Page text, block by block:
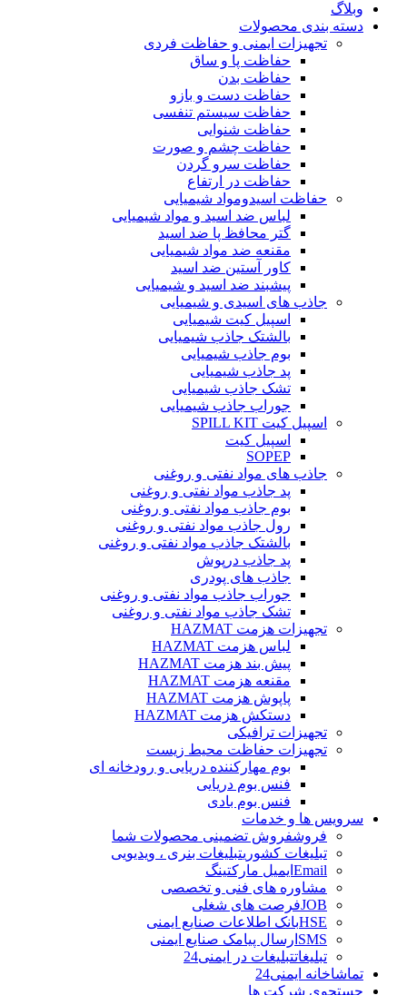
وبلاگ
دسته بندی محصولات
تجهیزات ایمنی و حفاظت فردی
حفاظت پا و ساق
حفاظت بدن
حفاظت دست و بازو
حفاظت سیستم تنفسی
حفاظت شنوایی
حفاظت چشم و صورت
حفاظت سرو گردن
حفاظت در ارتفاع
حفاظت اسیدومواد شیمیایی
لباس ضد اسید و مواد شیمیایی
گتر محافظ پا ضد اسید
مقنعه ضد مواد شیمیایی
کاور آستین ضد اسید
پیشبند ضد اسید و شیمیایی
جاذب های اسیدی و شیمیایی
اسپیل کیت شیمیایی
بالشتک جاذب شیمیایی
بوم جاذب شیمیایی
پد جاذب شیمیایی
تشک جاذب شیمیایی
جوراب جاذب شیمیایی
اسپیل کیت SPILL KIT
اسپیل کیت
SOPEP
جاذب های مواد نفتی و روغنی
پد جاذب مواد نفتی و روغنی
بوم جاذب مواد نفتی و روغنی
رول جاذب مواد نفتی و روغنی
بالشتک جاذب مواد نفتی و روغنی
پد جاذب درپوش
جاذب های پودری
جوراب جاذب مواد نفتی و روغنی
تشک جاذب مواد نفتی و روغنی
تجهیزات هزمت HAZMAT
لباس هزمت HAZMAT
پیش بند هزمت HAZMAT
مقنعه هزمت HAZMAT
پاپوش هزمت HAZMAT
دستکش هزمت HAZMAT
تجهیزات ترافیکی
تجهیزات حفاظت محیط زیست
بوم مهارکننده دریایی و رودخانه ای
فنس بوم دریایی
فنس بوم بادی
سرویس ها و خدمات
فروشفروش تضمینی محصولات شما
تبلیغات کشوریتبلیغات بنری ، ویدیویی
Email ایمیل مارکتینگ
مشاوره های فنی و تخصصی
JOBفرصت های شغلی
HSEبانک اطلاعات صنایع ایمنی
SMS ارسال پیامک صنایع ایمنی
تبلیغاتتبلیغات در ایمنی24
تماشاخانه ایمنی24
جستجوی شرکت ها